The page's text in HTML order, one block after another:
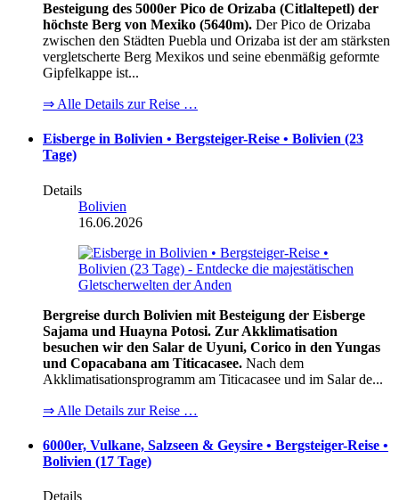
Besteigung des 5000er Pico de Orizaba (Citlaltepetl) der
höchste Berg von Mexiko (5640m). Der Pico de Orizaba
zwischen den Städten Puebla und Orizaba ist der am stärksten
vergletscherte Berg Mexikos und seine ebenmäßig geformte
Gipfelkappe ist...
⇒ Alle Details zur Reise …
Eisberge in Bolivien • Bergsteiger-Reise • Bolivien (23
Tage)
Details
Bolivien
16.06.2026
Bergreise durch Bolivien mit Besteigung der Eisberge
Sajama und Huayna Potosi. Zur Akklimatisation
besuchen wir den Salar de Uyuni, Corico in den Yungas
und Copacabana am Titicacasee. Nach dem
Akklimatisationsprogramm am Titicacasee und im Salar de...
⇒ Alle Details zur Reise …
6000er, Vulkane, Salzseen & Geysire • Bergsteiger-Reise •
Bolivien (17 Tage)
Details